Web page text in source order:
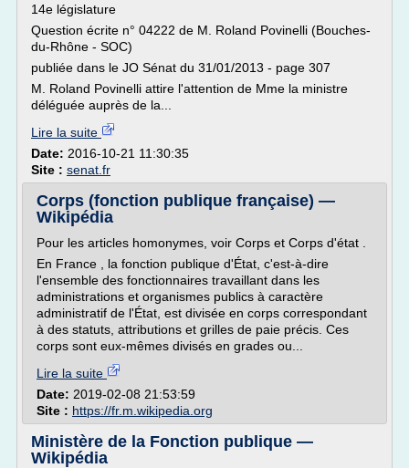
14e législature
Question écrite n° 04222 de M. Roland Povinelli (Bouches-
du-Rhône - SOC)
publiée dans le JO Sénat du 31/01/2013 - page 307
M. Roland Povinelli attire l'attention de Mme la ministre
déléguée auprès de la...
Lire la suite
Date: 2016-10-21 11:30:35
Site : senat.fr
Corps (fonction publique française) —
Wikipédia
Pour les articles homonymes, voir Corps et Corps d'état .
En France , la fonction publique d'État, c'est-à-dire
l'ensemble des fonctionnaires travaillant dans les
administrations et organismes publics à caractère
administratif de l'État, est divisée en corps correspondant
à des statuts, attributions et grilles de paie précis. Ces
corps sont eux-mêmes divisés en grades ou...
Lire la suite
Date: 2019-02-08 21:53:59
Site : https://fr.m.wikipedia.org
Ministère de la Fonction publique —
Wikipédia